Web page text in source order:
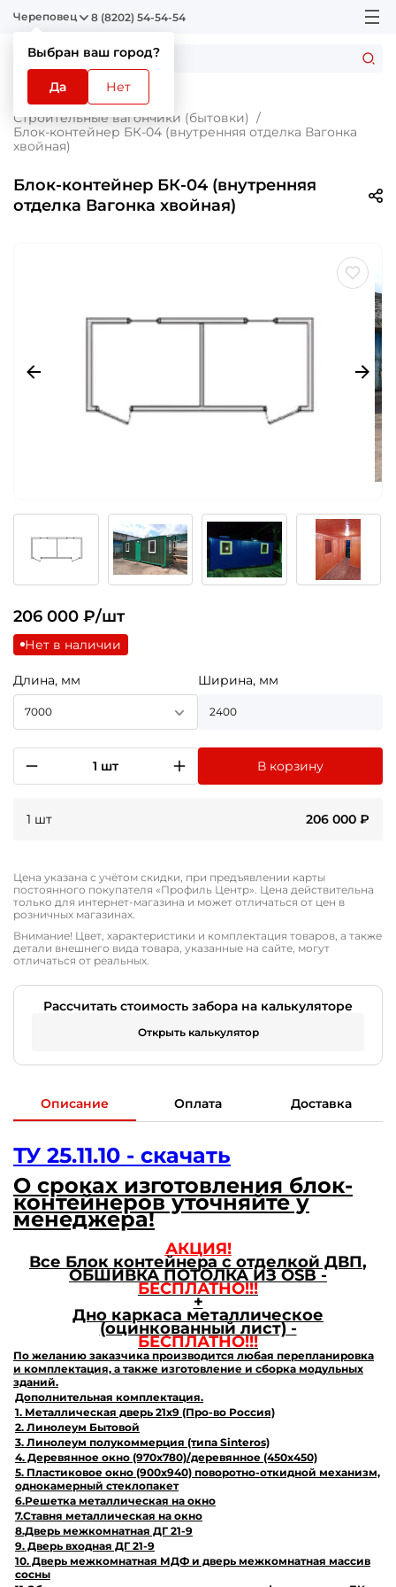
Череповец
Выбран ваш город?
Да Нет
8 (8202) 54-54-54
Главная
Каталог
Строительные вагончики (бытовки)
Блок-контейнер БК-04 (внутренняя отделка Вагонка
хвойная)
Блок-контейнер БК-04 (внутренняя
отделка Вагонка хвойная)
206 000 ₽/шт
Нет в наличии
Длина, мм
7000
Ширина, мм
2400
1 шт В корзину
1 шт 206 000 ₽
Цена указана с учётом скидки, при предъявлении карты
постоянного покупателя «Профиль Центр». Цена действительна
только для интернет-магазина и может отличаться от цен в
розничных магазинах.
Внимание! Цвет, характеристики и комплектация товаров, а также
детали внешнего вида товара, указанные на сайте, могут
отличаться от реальных.
Рассчитать стоимость забора на калькуляторе
Открыть калькулятор
Описание Оплата Доставка
ТУ 25.11.10 - скачать
О сроках изготовления блок-
контейнеров уточняйте у
менеджера!
АКЦИЯ!
Все Блок контейнера с отделкой ДВП,
ОБШИВКА ПОТОЛКА ИЗOSB-
БЕСПЛАТНО!!!
+
Дно каркаса металлическое
(оцинкованный лист) -
БЕСПЛАТНО!!!
По желанию заказчика производится любая перепланировка
и комплектация, а также изготовление и сборка модульных
зданий.
Дополнительная комплектация.
1. Металлическая дверь 21х9 (Про-во Россия)
2. Линолеум Бытовой
3. Линолеум полукоммерция (типа Sinteros)
4. Деревянное окно (970х780)/деревянное (450х450)
5. Пластиковое окно (900х940) поворотно-откидной механизм,
однокамерный стеклопакет
6.Решетка металлическая на окно
7.Ставня металлическая на окно
8.Дверь межкомнатная ДГ 21-9
9. Дверь входная ДГ 21-9
10. Дверь межкомнатная МДФ и дверь межкомнатная массив
сосны